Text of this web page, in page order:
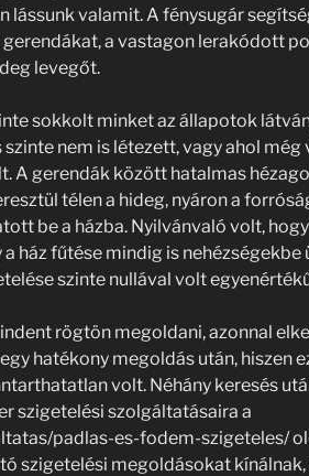
lássunk valamit. A fénysugár
a vastagon lerakódott
levegőt.
sokkolt minket az állapotok
nem is létezett, vagy ahol még
A gerendák között hatalmas
télen a hideg, nyáron a
be a házba. Nyilvánvaló volt, hogy
ház fűtése mindig is
szinte nullával volt
rögtön megoldani, azonnal
hatékony megoldás után, hiszen
volt. Néhány keresés
szigetelési szolgáltatásaira a
padlas-es-fodem-szigeteles/
szigetelési megoldásokat